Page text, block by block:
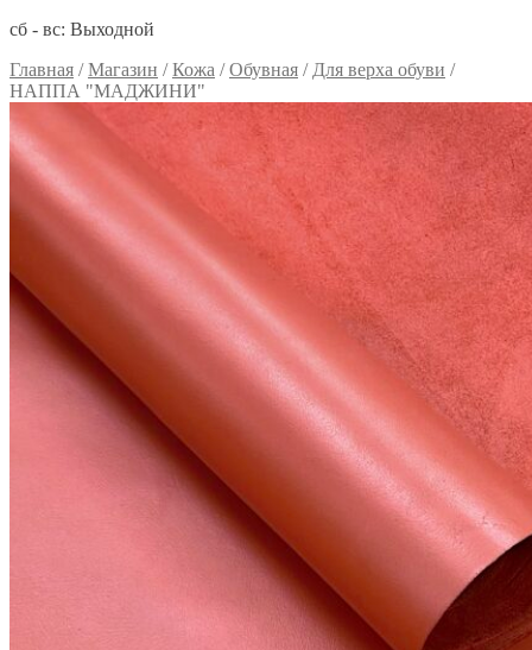
сб - вс: Выходной
Главная /Магазин /Кожа /Обувная / Для верха обуви /
НАППА "МАДЖИНИ"